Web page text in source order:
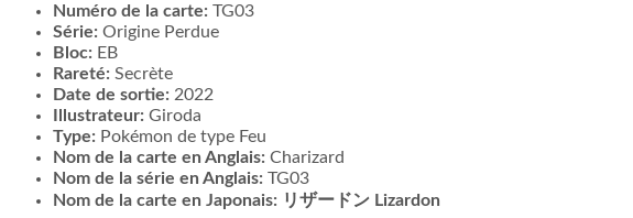
Numéro de la carte: TG03
Série: Origine Perdue
Bloc: EB
Rareté: Secrète
Date de sortie: 2022
Illustrateur: Giroda
Type: Pokémon de type Feu
Nom de la carte en Anglais: Charizard
Nom de la série en Anglais: TG03
Nom de la carte en Japonais: リザードン Lizardon